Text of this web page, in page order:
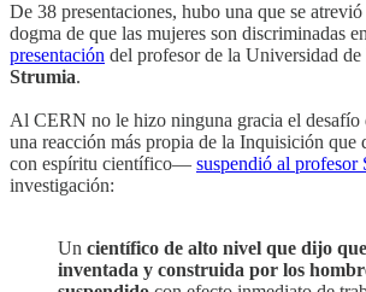
De 38 presentaciones, hubo una que se
dogma de que las mujeres son discriminadas
presentación del profesor de la Universidad de
Strumia.
Al CERN no le hizo ninguna gracia el
una reacción más propia de la Inquisición que
con espíritu científico— suspendió al profesor
investigación:
Un científico de alto nivel que dijo
inventada y construida por los